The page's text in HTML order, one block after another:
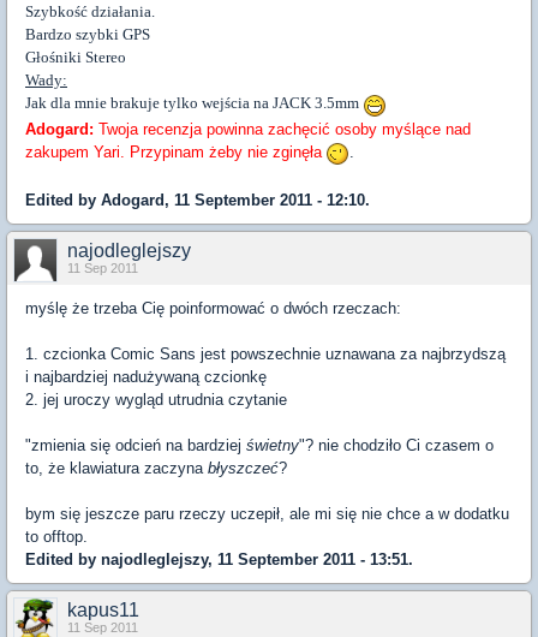
Szybkość działania.
Bardzo szybki GPS
Głośniki Stereo
Wady:
Jak dla mnie brakuje tylko wejścia na JACK 3.5mm
Adogard: Twoja recenzja powinna zachęcić osoby myślące nad
zakupem Yari. Przypinam żeby nie zginęła
Edited by Adogard, 11 September 2011 - 12:10.
najodleglejszy
11 Sep 2011
myślę że trzeba Cię poinformować o dwóch rzeczach:
1. czcionka Comic Sans jest powszechnie uznawana za najbrzydszą
i najbardziej nadużywaną czcionkę
2. jej uroczy wygląd utrudnia czytanie
"zmienia się odcień na bardziej świetny"? nie chodziło Ci czasem o
to, że klawiatura zaczyna błyszczeć?
bym się jeszcze paru rzeczy uczepił, ale mi się nie chce a w dodatku
to offtop.
Edited by najodleglejszy, 11 September 2011 - 13:51.
kapus11
11 Sep 2011